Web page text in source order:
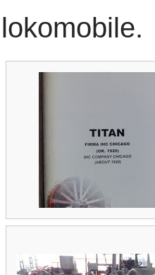
lokomobile.